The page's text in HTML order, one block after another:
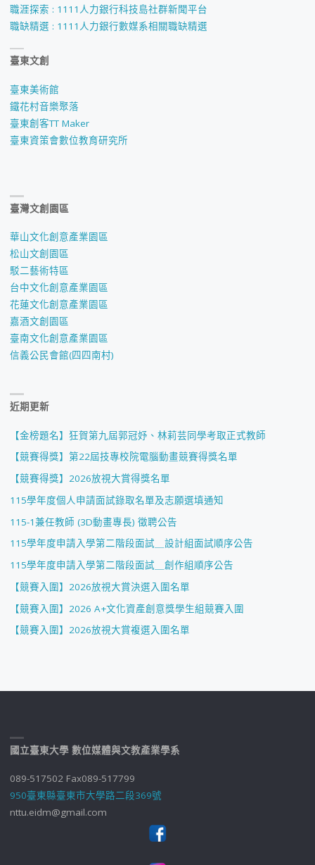
職涯探索 : 1111人力銀行科技島社群新聞平台
職缺精選 : 1111人力銀行數媒系相關職缺精選
臺東文創
臺東美術館
鐵花村音樂聚落
臺東創客TT Maker
臺東資策會數位教育研究所
臺灣文創園區
華山文化創意產業園區
松山文創園區
駁二藝術特區
台中文化創意產業園區
花蓮文化創意產業園區
嘉酒文創園區
臺南文化創意產業園區
信義公民會館(四四南村)
近期更新
【金榜題名】狂賀第九屆郭冠妤、林莉芸同學考取正式教師
【競賽得獎】第22屆技專校院電腦動畫競賽得獎名單
【競賽得獎】2026放視大賞得獎名單
115學年度個人申請面試錄取名單及志願選填通知
115-1兼任教師 (3D動畫專長) 徵聘公告
115學年度申請入學第二階段面試＿設計組面試順序公告
115學年度申請入學第二階段面試＿創作組順序公告
【競賽入圍】2026放視大賞決選入圍名單
【競賽入圍】2026 A+文化資產創意獎學生組競賽入圍
【競賽入圍】2026放視大賞複選入圍名單
國立臺東大學 數位媒體與文教產業學系
089-517502 Fax089-517799
950臺東縣臺東市大學路二段369號
nttu.eidm@gmail.com